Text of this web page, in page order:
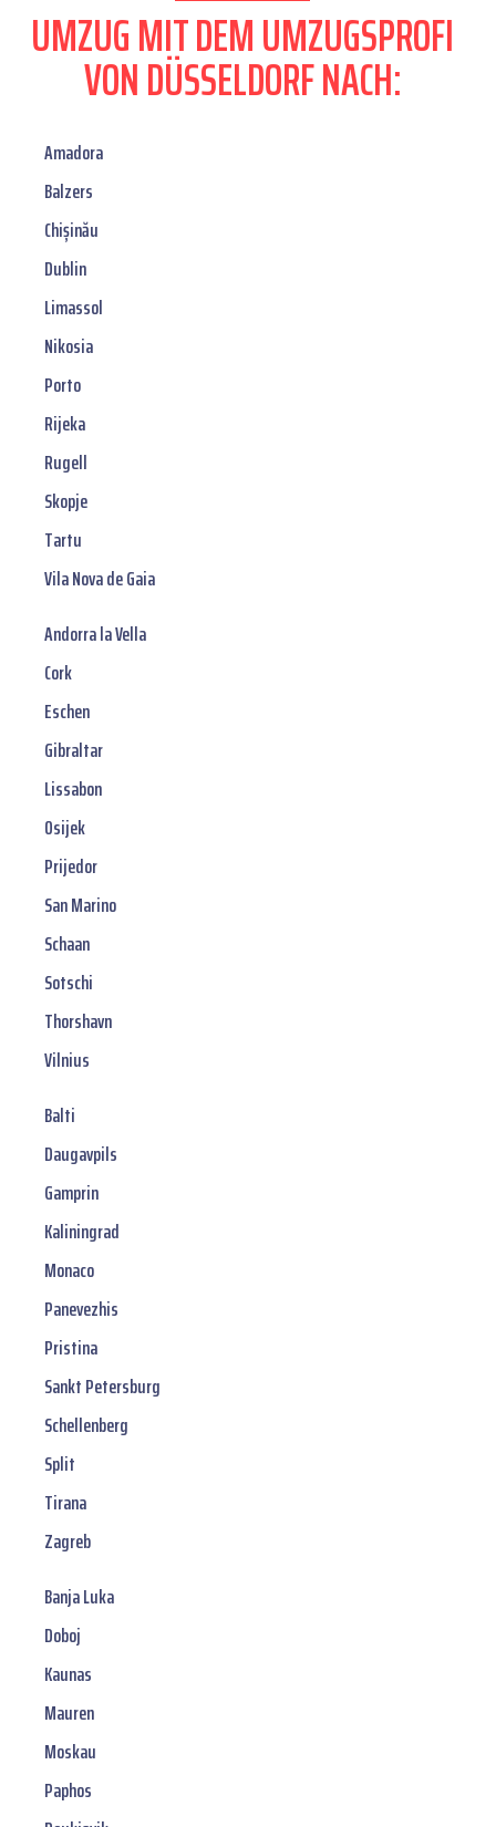
UMZUG MIT DEM UMZUGSPROFI
VON DÜSSELDORF NACH:
Amadora
Balzers
Chișinău
Dublin
Limassol
Nikosia
Porto
Rijeka
Rugell
Skopje
Tartu
Vila Nova de Gaia
Andorra la Vella
Cork
Eschen
Gibraltar
Lissabon
Osijek
Prijedor
San Marino
Schaan
Sotschi
Thorshavn
Vilnius
Balti
Daugavpils
Gamprin
Kaliningrad
Monaco
Panevezhis
Pristina
Sankt Petersburg
Schellenberg
Split
Tirana
Zagreb
Banja Luka
Doboj
Kaunas
Mauren
Moskau
Paphos